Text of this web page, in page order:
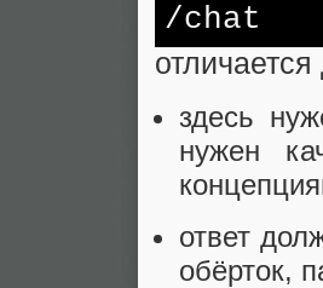
/chat
здесь
нужен
ответ
обёрток,